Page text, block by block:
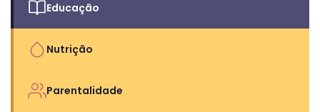
Educação
Nutrição
Parentalidade